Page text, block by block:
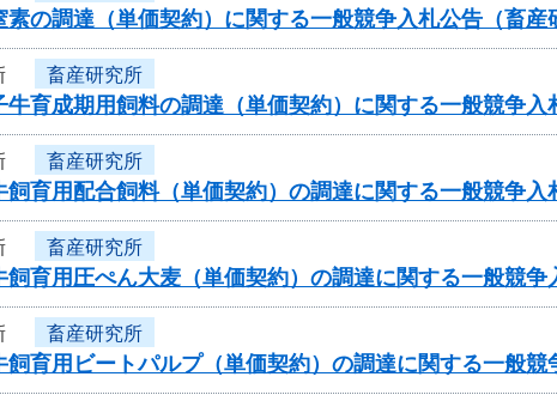
の調達（単価契約）に関する一般競争入札公告（畜産
畜産研究所
育成期用飼料の調達（単価契約）に関する一般競争入
畜産研究所
育用配合飼料（単価契約）の調達に関する一般競争入
畜産研究所
育用圧ぺん大麦（単価契約）の調達に関する一般競争
畜産研究所
育用ビートパルプ（単価契約）の調達に関する一般競